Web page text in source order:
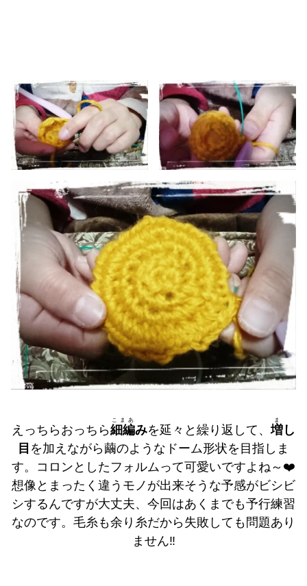
えっちらおっちら細編
こまあ
みを延々と繰り返して、増
ま
し
目 を加えながら繭のようなドーム形状を目指しま
す。コロンとしたフォルムって可愛いですよね～❤️
想像とまったく違うモノが出来そうな予感がビシビ
シするんですが大丈夫、今回はあくまでも予行練習
なのです。毛糸も余り糸だから失敗しても問題あり
ません‼️